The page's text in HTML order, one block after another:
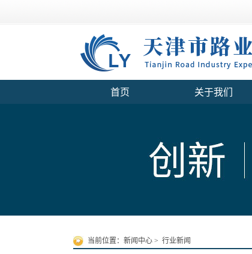
首页 关于我们
当前位置： 新闻中心 > 行业新闻